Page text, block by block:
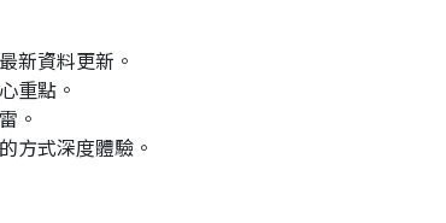
新資料更新。
重點。
。
方式深度體驗。